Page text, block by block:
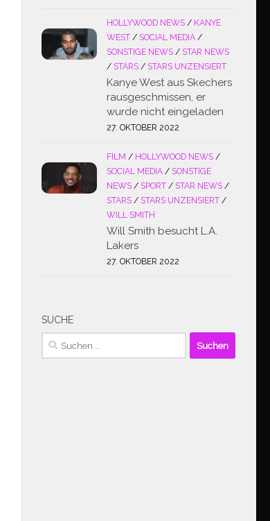
HOLLYWOOD NEWS / KANYE
WEST / SOCIAL MEDIA /
SONSTIGE NEWS / STAR NEWS
/ STARS / STARS UNZENSIERT
Kanye West aus Skechers
rausgeschmissen, er
wurde nicht eingeladen
27. OKTOBER 2022
FILM / HOLLYWOOD NEWS /
SOCIAL MEDIA / SONSTIGE
NEWS / SPORT / STAR NEWS /
STARS / STARS UNZENSIERT /
WILL SMITH
Will Smith besucht L.A.
Lakers
27. OKTOBER 2022
SUCHE
Suchen
nach: